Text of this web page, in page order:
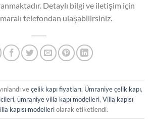
Detaylı bilgi ve iletişim için
telefondan ulaşabilirsiniz.
veçelik kapı fiyatları, Ümraniye çelik kapı,
, ümraniye villa kapı modelleri, Villa kapısı
kapısı modelleriolarak etiketlendi.